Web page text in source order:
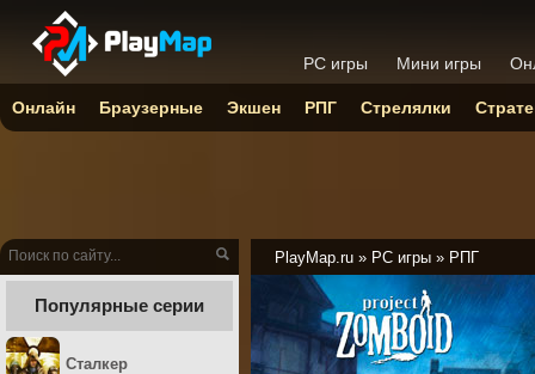
PlayMap.ru » PC игры » РПГ
Популярные серии
Сталкер
PC игры Мини игры
Онлайн Браузерные Экшен РПГ Стрелялки